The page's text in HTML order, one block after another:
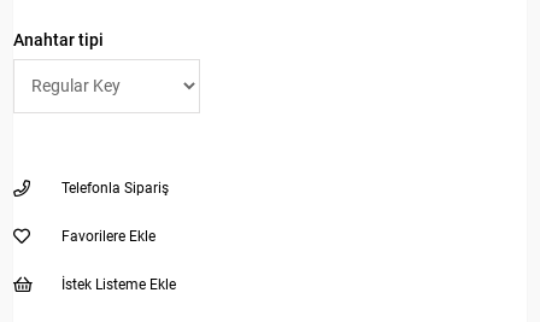
Anahtar tipi
Telefonla Sipariş
Favorilere Ekle
İstek Listeme Ekle